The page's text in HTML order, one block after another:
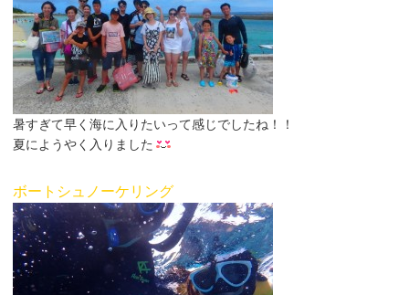
暑すぎて早く海に入りたいって感じでしたね！！
夏にようやく入りました
ボートシュノーケリング